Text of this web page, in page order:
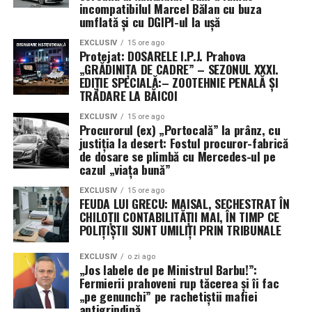
pentru 6 luni– pentru că a făcut puține acte de
urmărire penală în dosarul fabricat. O pedeapsă de cățel
cuminte.Lucian Onea , fostul șef, și-a luat
definitivăde la CSM, menținută și de ICCJ. Dar
Portocala?
Portocala, autorul principal, cel care a
transformat ancheta într-o comedie neagră, pare să
Excluderea din magistratură(art. 100 lit. e) îi dă,
totuși, timp liber să se plimbe. Poate căută inspirație
pentru un nou dosar? „Tigăile lui Ghiță 2: Răzbunarea
Mercedes-ului”?
Minuta ICCJ spune „definitivă”. Viața de luni
dimineață spune „Mercedes”.
Iată paradoxul suprem, mai comic decât orice pamflet:
în timp ceMinuta Înaltei Curţi nr. 24/2026pomenește
grav despre „ reaua credință incompatibilă cu
garanțiile funcției judiciare”, cetățeanul Negulescu
incompatibilul Marcel Bălan cu buza
umflată și cu DGIPI-ul la ușă
EXCLUSIV 15 ore ago
Protejat: DOSARELE I.P.J. Prahova
„GRĂDINIȚA DE CADRE” – SEZONUL XXXI.
EDIȚIE SPECIALĂ:– ZOOTEHNIE PENALĂ ȘI
TRĂDARE LA BĂICOI
EXCLUSIV 15 ore ago
Procurorul (ex) „Portocală” la prânz, cu
justiția la desert: Fostul procuror-fabrică
de dosare se plimbă cu Mercedes-ul pe
cazul „viața bună”
EXCLUSIV 15 ore ago
FEUDA LUI GRECU: MAISAL, SECHESTRAT ÎN
CHILOȚII CONTABILITĂȚII MAI, ÎN TIMP CE
POLIȚIȘTII SUNT UMILIȚI PRIN TRIBUNALE
EXCLUSIV o zi ago
„Jos labele de pe Ministrul Barbu!”:
Fermierii prahoveni rup tăcerea și îi fac
„pe genunchi” pe rachetiștii mafiei